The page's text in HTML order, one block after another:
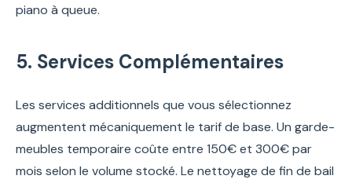
piano à queue.
5. Services Complémentaires
Les services additionnels que vous sélectionnez
augmentent mécaniquement le tarif de base. Un garde-
meubles temporaire coûte entre 150€ et 300€ par
mois selon le volume stocké. Le nettoyage de fin de bail